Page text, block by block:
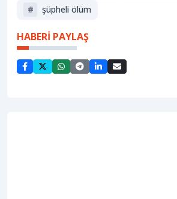
#
şüpheli ölüm
HABERİ PAYLAŞ